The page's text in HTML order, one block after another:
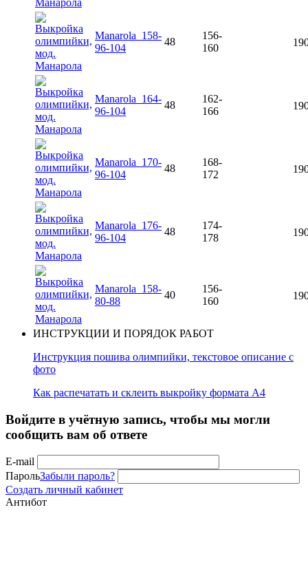
Manarola_158-
96-104
48
156-
160
Manarola_164-
96-104
48
162-
166
Manarola_170-
96-104
48
168-
172
Manarola_176-
96-104
48
174-
178
Manarola_158-
80-88
40
156-
160
ИНСТРУКЦИИ И ПОРЯДОК РАБОТ
Инструкция пошива олимпийки, текстовое описание с
фото
Как распечатать и склеить выкройку формата А4
Войдите в учётную запись, чтобы мы могли
сообщить вам об ответе
E-mail
ПарольЗабыли пароль?
Создать личный кабинет
Антибот